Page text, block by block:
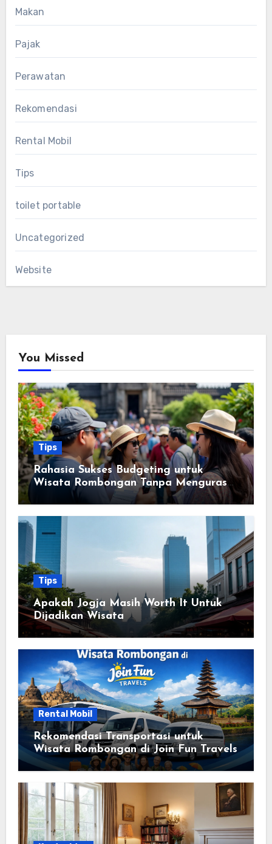
Makan
Pajak
Perawatan
Rekomendasi
Rental Mobil
Tips
toilet portable
Uncategorized
Website
You Missed
Tips
Rahasia Sukses Budgeting untuk
Wisata Rombongan Tanpa Menguras
Kantong
Tips
Apakah Jogja Masih Worth It Untuk
Dijadikan Wisata
Rental Mobil
Rekomendasi Transportasi untuk
Wisata Rombongan di Join Fun Travels